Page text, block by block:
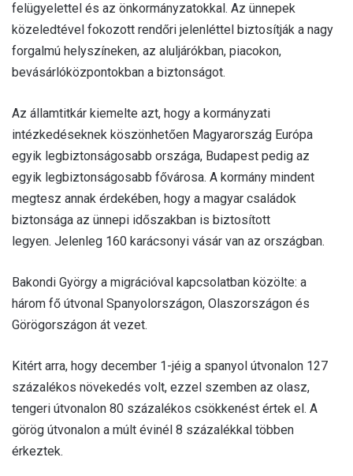
felügyelettel és az önkormányzatokkal. Az ünnepek
közeledtével fokozott rendőri jelenléttel biztosítják a nagy
forgalmú helyszíneken, az aluljárókban, piacokon,
bevásárlóközpontokban a biztonságot.
Az államtitkár kiemelte azt, hogy a kormányzati
intézkedéseknek köszönhetően Magyarország Európa
egyik legbiztonságosabb országa, Budapest pedig az
egyik legbiztonságosabb fővárosa. A kormány mindent
megtesz annak érdekében, hogy a magyar családok
biztonsága az ünnepi időszakban is biztosított
legyen. Jelenleg 160 karácsonyi vásár van az országban.
Bakondi György a migrációval kapcsolatban közölte: a
három fő útvonal Spanyolországon, Olaszországon és
Görögországon át vezet.
Kitért arra, hogy december 1-jéig a spanyol útvonalon 127
százalékos növekedés volt, ezzel szemben az olasz,
tengeri útvonalon 80 százalékos csökkenést értek el. A
görög útvonalon a múlt évinél 8 százalékkal többen
érkeztek.